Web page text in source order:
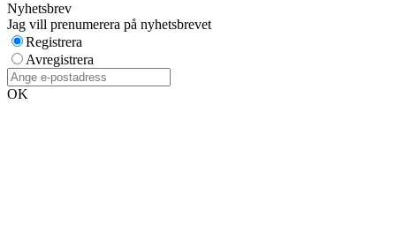
Nyhetsbrev
Jag vill prenumerera på nyhetsbrevet
Registrera
Avregistrera
OK